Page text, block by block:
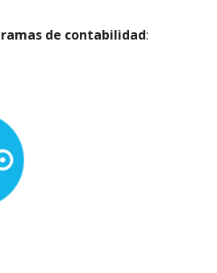
de contabilidad: